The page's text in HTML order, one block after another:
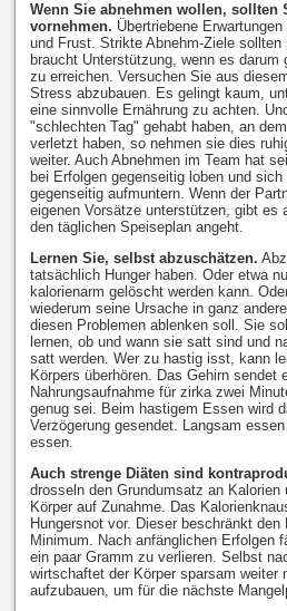
Wenn Sie abnehmen wollen, sollten
vornehmen. Übertriebene
und Frust. Strikte Abnehm-Ziele
braucht Unterstützung, wenn es
zu erreichen. Versuchen Sie aus
Stress abzubauen. Es gelingt kaum,
eine sinnvolle Ernährung zu achten.
"schlechten Tag" gehabt haben, an
verletzt haben, so nehmen sie dies
weiter. Auch Abnehmen im Team hat
bei Erfolgen gegenseitig loben und
gegenseitig aufmuntern. Wenn der
eigenen Vorsätze unterstützen, gibt es
den täglichen Speiseplan angeht.
Lernen Sie, selbst abzuschätzen.
tatsächlich Hunger haben. Oder etwa
kalorienarm gelöscht werden kann.
wiederum seine Ursache in ganz
diesen Problemen ablenken soll. Sie
lernen, ob und wann sie satt sind und
satt werden. Wer zu hastig isst, kann
Körpers überhören. Das Gehirn sendet
Nahrungsaufnahme für zirka zwei
genug sei. Beim hastigem Essen wird
Verzögerung gesendet. Langsam
essen.
Auch strenge Diäten sind
drosseln den Grundumsatz an Kalorien
Körper auf Zunahme. Das
Hungersnot vor. Dieser beschränkt
Minimum. Nach anfänglichen Erfolgen
ein paar Gramm zu verlieren. Selbst
wirtschaftet der Körper sparsam weiter
aufzubauen, um für die nächste